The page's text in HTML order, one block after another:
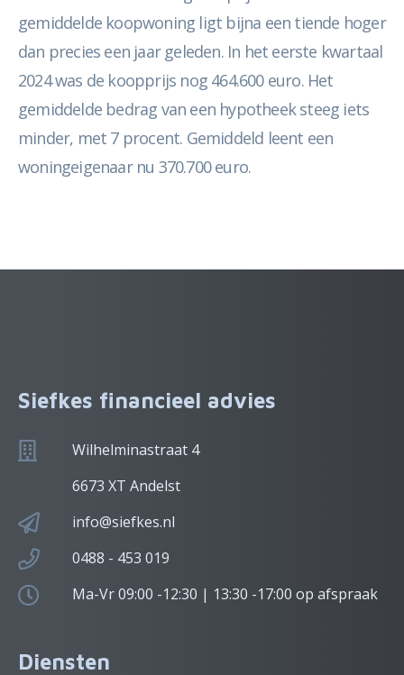
gemiddelde koopwoning ligt bijna een tiende hoger
dan precies een jaar geleden. In het eerste kwartaal
2024 was de koopprijs nog 464.600 euro. Het
gemiddelde bedrag van een hypotheek steeg iets
minder, met 7 procent. Gemiddeld leent een
woningeigenaar nu 370.700 euro.
Siefkes financieel advies
Wilhelminastraat 4
6673 XT Andelst
info@siefkes.nl
0488 - 453 019
Ma-Vr 09:00 -12:30 | 13:30 -17:00 op afspraak
Diensten